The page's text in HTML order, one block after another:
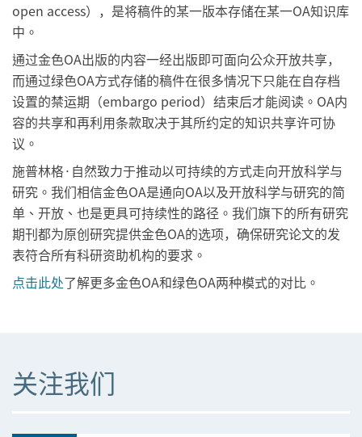
open access），是将稿件的某一版本存储在某一OA知识库
中。
通过金色OA出版的内容一经出版即可面向公众开放共享，
而通过绿色OA方式存储的稿件在很多情况下只能在自存档
设置的禁运期（embargo period）结束后才能阅读。OA内
容的共享和再利用条款取决于其所约定的知识共享许可协
议。
施普林格·自然致力于推动以可持续的方式走向开放科学与
研究。我们相信金色OA是通向OA以及开放科学与研究的简
单、开放、也是更具可持续性的路径。我们旗下的所有研究
期刊都为原创研究提供金色OA的选项，确保研究论文的发
表符合所有科研资助机构的要求。
点击此处了解更多金色OA和绿色OA两种模式的对比。
关注我们